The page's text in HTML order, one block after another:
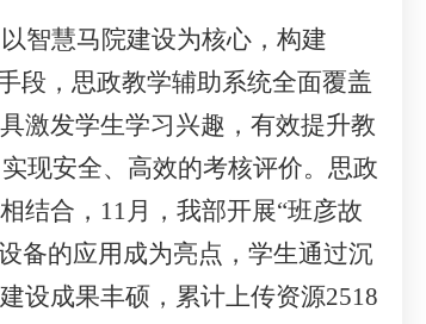
智慧马院建设为核心，构建
段，思政教学辅助系统全面覆盖
激发学生学习兴趣，有效提升教
现安全、高效的考核评价。思政
结合，11月，我部开展“班彦故
备的应用成为亮点，学生通过沉
设成果丰硕，累计上传资源2518